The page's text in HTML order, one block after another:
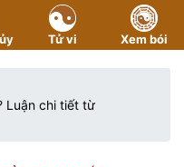
Tử vi Xem bói
Luận chi tiết từ